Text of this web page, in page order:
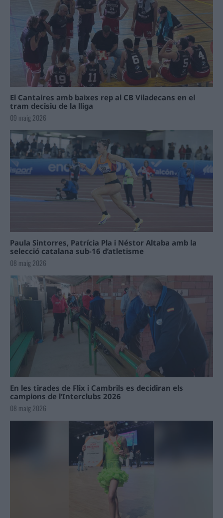
El Cantaires amb baixes rep al CB Viladecans en el
tram decisiu de la lliga
09 maig 2026
Paula Sintorres, Patrícia Pla i Néstor Altaba amb la
selecció catalana sub-16 d’atletisme
08 maig 2026
En les tirades de Flix i Cambrils es decidiran els
campions de l’Interclubs 2026
08 maig 2026